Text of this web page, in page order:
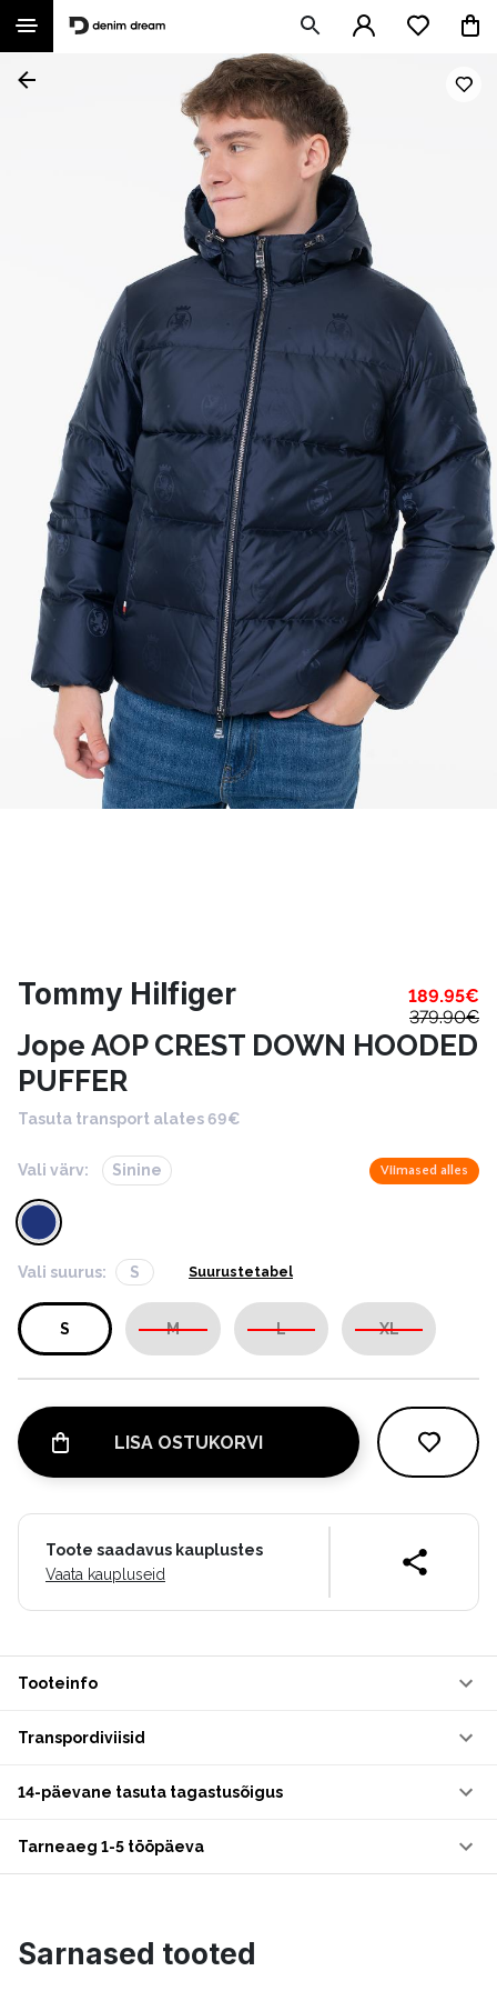
Tommy Hilfiger 189.95€
379.90€
Jope AOP CREST DOWN HOODED
PUFFER
Tasuta transport alates 69€
Vali värv: Sinine Viimased alles
Vali suurus: S Suurustetabel
S M L XL
LISA OSTUKORVI
Toote saadavus kauplustes
Vaata kaupluseid
Tooteinfo
Transpordiviisid
14-päevane tasuta tagastusõigus
Tarneaeg 1-5 tööpäeva
Sarnased tooted